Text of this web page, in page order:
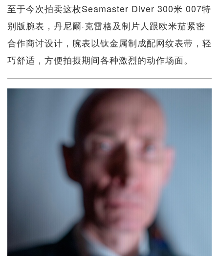
至于今次拍卖这枚Seamaster Diver 300米 007特
别版腕表，丹尼爾·克雷格及制片人跟欧米茄紧密
合作商讨设计，腕表以钛金属制成配网纹表带，轻
巧舒适，方便拍摄期间各种激烈的动作场面。